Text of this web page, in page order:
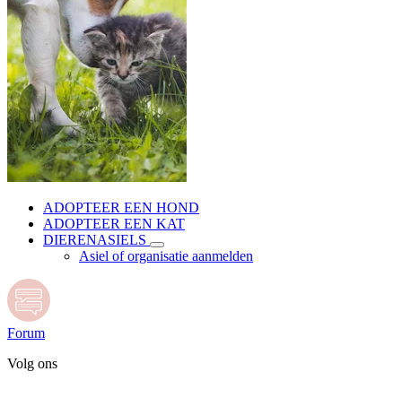
ADOPTEER EEN HOND
ADOPTEER EEN KAT
DIERENASIELS
Asiel of organisatie aanmelden
Forum
Volg ons